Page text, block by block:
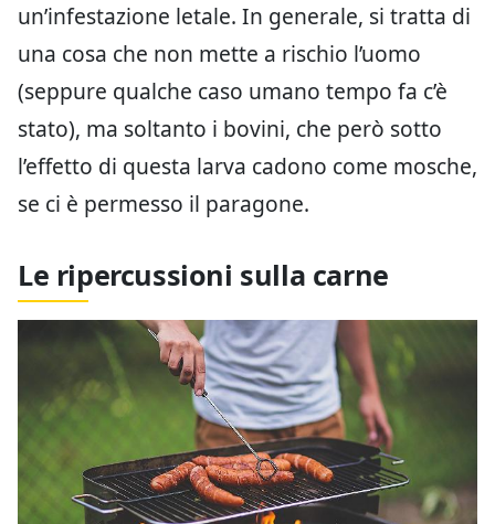
un’infestazione letale. In generale, si tratta di
una cosa che non mette a rischio l’uomo
(seppure qualche caso umano tempo fa c’è
stato), ma soltanto i bovini, che però sotto
l’effetto di questa larva cadono come mosche,
se ci è permesso il paragone.
Le ripercussioni sulla carne